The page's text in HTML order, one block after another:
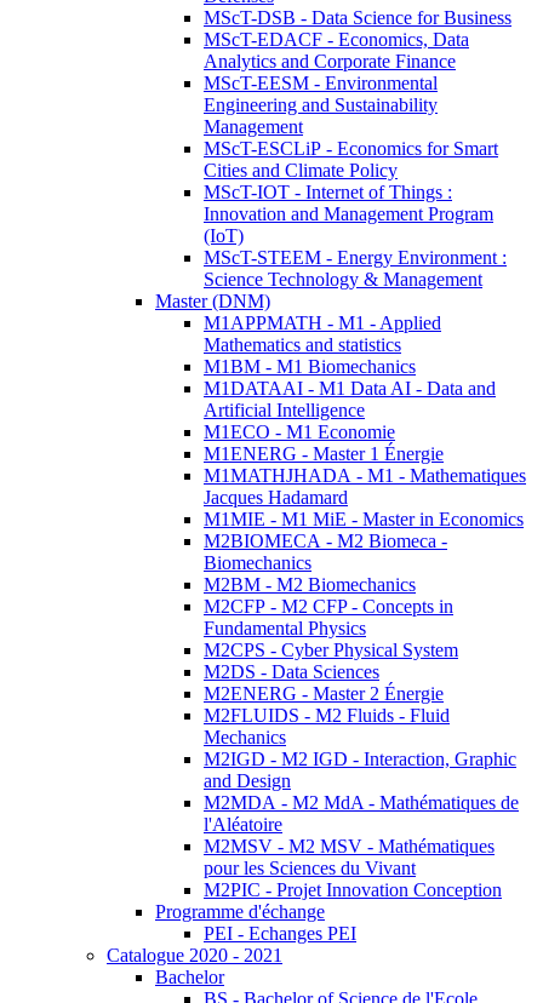
MScT-DSB - Data Science for Business
MScT-EDACF - Economics, Data
Analytics and Corporate Finance
MScT-EESM - Environmental
Engineering and Sustainability
Management
MScT-ESCLiP - Economics for Smart
Cities and Climate Policy
MScT-IOT - Internet of Things :
Innovation and Management Program
(IoT)
MScT-STEEM - Energy Environment :
Science Technology & Management
Master (DNM)
M1APPMATH - M1 - Applied
Mathematics and statistics
M1BM - M1 Biomechanics
M1DATAAI - M1 Data AI - Data and
Artificial Intelligence
M1ECO - M1 Economie
M1ENERG - Master 1 Énergie
M1MATHJHADA - M1 - Mathematiques
Jacques Hadamard
M1MIE - M1 MiE - Master in Economics
M2BIOMECA - M2 Biomeca -
Biomechanics
M2BM - M2 Biomechanics
M2CFP - M2 CFP - Concepts in
Fundamental Physics
M2CPS - Cyber Physical System
M2DS - Data Sciences
M2ENERG - Master 2 Énergie
M2FLUIDS - M2 Fluids - Fluid
Mechanics
M2IGD - M2 IGD - Interaction, Graphic
and Design
M2MDA - M2 MdA - Mathématiques de
l'Aléatoire
M2MSV - M2 MSV - Mathématiques
pour les Sciences du Vivant
M2PIC - Projet Innovation Conception
Programme d'échange
PEI - Echanges PEI
Catalogue 2020 - 2021
Bachelor
BS - Bachelor of Science de l'Ecole